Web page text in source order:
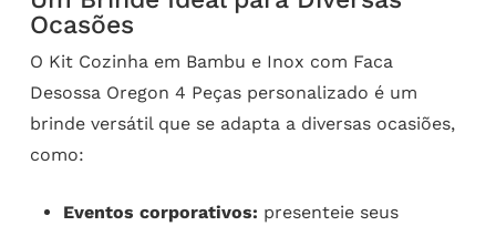
Ocasões
O Kit Cozinha em Bambu e Inox com Faca
Desossa Oregon 4 Peças personalizado é um
brinde versátil que se adapta a diversas ocasiões,
como:
Eventos corporativos: presenteie seus